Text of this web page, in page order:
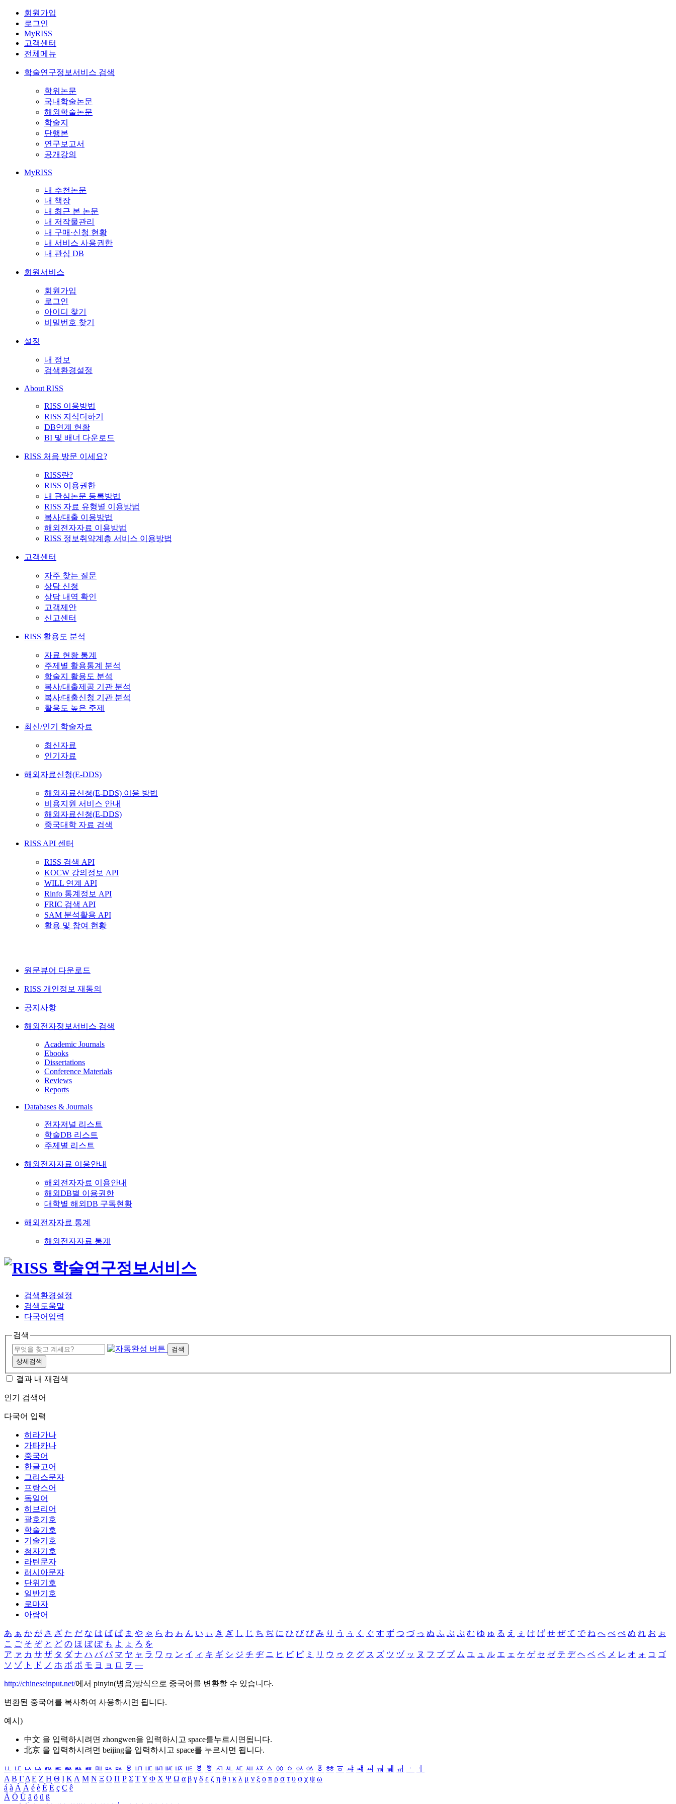
회원가입
로그인
MyRISS
고객센터
전체메뉴
학술연구정보서비스 검색
학위논문
국내학술논문
해외학술논문
학술지
단행본
연구보고서
공개강의
MyRISS
내 추천논문
내 책장
내 최근 본 논문
내 저작물관리
내 구매·신청 현황
내 서비스 사용권한
내 관심 DB
회원서비스
회원가입
로그인
아이디 찾기
비밀번호 찾기
설정
내 정보
검색환경설정
About RISS
RISS 이용방법
RISS 지식더하기
DB연계 현황
BI 및 배너 다운로드
RISS 처음 방문 이세요?
RISS란?
RISS 이용권한
내 관심논문 등록방법
RISS 자료 유형별 이용방법
복사/대출 이용방법
해외전자자료 이용방법
RISS 정보취약계층 서비스 이용방법
고객센터
자주 찾는 질문
상담 신청
상담 내역 확인
고객제안
신고센터
RISS 활용도 분석
자료 현황 통계
주제별 활용통계 분석
학술지 활용도 분석
복사/대출제공 기관 분석
복사/대출신청 기관 분석
활용도 높은 주제
최신/인기 학술자료
최신자료
인기자료
해외자료신청(E-DDS)
해외자료신청(E-DDS) 이용 방법
비용지원 서비스 안내
해외자료신청(E-DDS)
중국대학 자료 검색
RISS API 센터
RISS 검색 API
KOCW 강의정보 API
WILL 연계 API
Rinfo 통계정보 API
FRIC 검색 API
SAM 분석활용 API
활용 및 참여 현황
원문뷰어 다운로드
RISS 개인정보 재동의
공지사항
해외전자정보서비스 검색
Academic Journals
Ebooks
Dissertations
Conference Materials
Reviews
Reports
Databases & Journals
전자저널 리스트
학술DB 리스트
주제별 리스트
해외전자자료 이용안내
해외전자자료 이용안내
해외DB별 이용권한
대학별 해외DB 구독현황
해외전자자료 통계
해외전자자료 통계
검색환경설정
검색도움말
다국어입력
검색
검색
상세검색
결과 내 재검색
인기 검색어
다국어 입력
히라가나
가타카나
중국어
한글고어
그리스문자
프랑스어
독일어
히브리어
괄호기호
학술기호
기술기호
첨자기호
라틴문자
러시아문자
단위기호
일반기호
로마자
아랍어
あ ぁ か が さ ざ た だ な は ば ぱ ま や ゃ ら わ ゎ ん い ぃ き ぎ し じ ち ぢ に ひ び ぴ み り う ぅ く ぐ す ず つ づ っ ぬ ふ ぶ ぷ む ゆ ゅ る え ぇ け げ せ ぜ て で ね へ べ ぺ め れ お ぉ
こ ご そ ぞ と ど の ほ ぼ ぽ も よ ょ ろ を
ア ァ カ サ ザ タ ダ ナ ハ バ パ マ ヤ ャ ラ ワ ヮ ン イ ィ キ ギ シ ジ チ ヂ ニ ヒ ビ ピ ミ リ ウ ゥ ク グ ス ズ ツ ヅ ッ ヌ フ ブ プ ム ユ ュ ル エ ェ ケ ゲ セ ゼ テ デ ヘ ベ ペ メ レ オ ォ コ ゴ
ソ ゾ ト ド ノ ホ ボ ポ モ ヨ ョ ロ ヲ ―
http://chineseinput.net/에서 pinyin(병음)방식으로 중국어를 변환할 수 있습니다.
변환된 중국어를 복사하여 사용하시면 됩니다.
예시)
中文 을 입력하시려면 zhongwen을 입력하시고 space를누르시면됩니다.
北京 을 입력하시려면 beijing을 입력하시고 space를 누르시면 됩니다.
ㅥ ㅦ ㅧ ㅨ ㅩ ㅪ ㅫ ㅬ ㅭ ㅮ ㅯ ㅰ ㅱ ㅲ ㅳ ㅴ ㅵ ㅶ ㅷ ㅸ ㅹ ㅺ ㅻ ㅼ ㅽ ㅾ ㅿ ㆀ ㆁ ㆂ ㆃ ㆄ ㆅ ㆆ ㆇ ㆈ ㆉ ㆊ ㆋ ㆌ ㆍ
ㆎ
Α Β ΓΔ Ε Ζ Η Θ Ι ΚΛ Μ Ν Ξ Ο Π Ρ Σ ΤΥ Φ Χ Ψ Ω α β γ δ ε ζ η θ ι κ λ μ ν ξ ο π ρ σ τ υ φ χ ψ ω
á à Á À é è É È ç Ç ê
Ä Ö Ü ä ö ü ß